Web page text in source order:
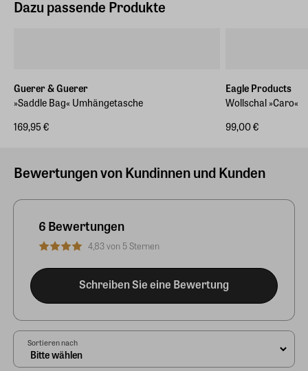
Dazu passende Produkte
Guerer & Guerer
»Saddle Bag« Umhängetasche
169,95 €
Eagle Products
Wollschal »Caro«
99,00 €
Bewertungen von Kundinnen und Kunden
6 Bewertungen
4,83 von 5 Sternen
Schreiben Sie eine Bewertung
Sortieren nach